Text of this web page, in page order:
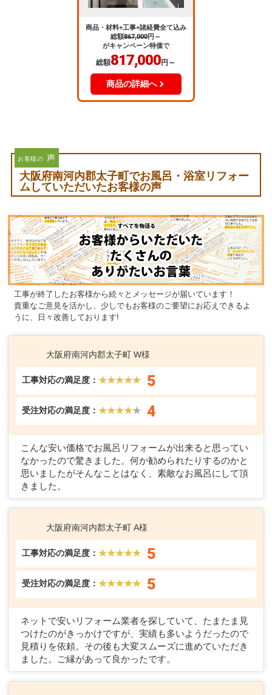
商品・材料+工事+諸経費全て込み
総額867,000円～
がキャンペーン特価で
総額817,000円～
商品の詳細へ
お客様の 声
大阪府南河内郡太子町でお風呂・浴室リフォー
ムしていただいたお客様の声
工事が終了したお客様から続々とメッセージが届いています！
貴重なご意見を活かし、少しでもお客様のご要望にお応えできるよ
うに、日々改善しております!
大阪府南河内郡太子町 W様
工事対応の満足度：★★★★★ 5
受注対応の満足度：★★★★★ 4
こんな安い価格でお風呂リフォームが出来ると思ってい
なかったので驚きました。何か勧められたりするのかと
思いましたがそんなことはなく、素敵なお風呂にして頂
きました。
大阪府南河内郡太子町 A様
工事対応の満足度：★★★★★ 5
受注対応の満足度：★★★★★ 5
ネットで安いリフォーム業者を探していて、たまたま見
つけたのがきっかけですが、実績も多いようだったので
見積りを依頼。その後も大変スムーズに進めていただき
ました。ご縁があって良かったです。